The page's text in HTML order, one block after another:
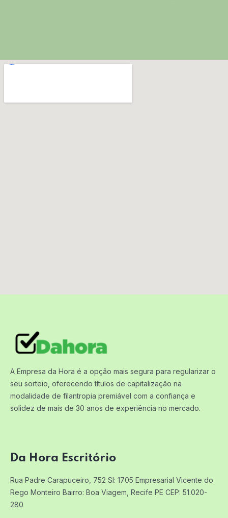
A Empresa da Hora é a opção mais segura para regularizar o
seu sorteio, oferecendo títulos de capitalização na
modalidade de filantropia premiável com a confiança e
solidez de mais de 30 anos de experiência no mercado.
Da Hora Escritório
Rua Padre Carapuceiro, 752 Sl: 1705 Empresarial Vicente do
Rego Monteiro Bairro: Boa Viagem, Recife PE CEP: 51.020-
280